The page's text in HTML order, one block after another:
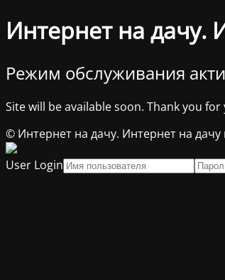
Интернет на дачу.
Режим обслуживания
Site will be available soon. Thank you
© Интернет на дачу. Интернет на
User Login